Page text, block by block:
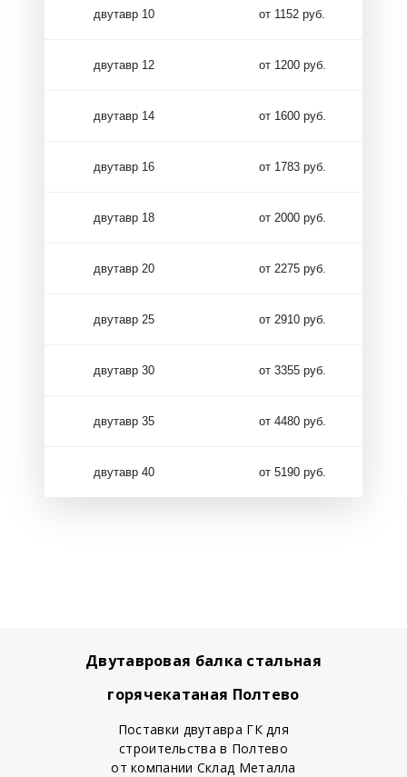
двутавр 10 от 1152 руб.
двутавр 12 от 1200 руб.
двутавр 14 от 1600 руб.
двутавр 16 от 1783 руб.
двутавр 18 от 2000 руб.
двутавр 20 от 2275 руб.
двутавр 25 от 2910 руб.
двутавр 30 от 3355 руб.
двутавр 35 от 4480 руб.
двутавр 40 от 5190 руб.
Двутавровая балка стальная
горячекатаная Полтево
Поставки двутавра ГК для
строительства в Полтево
от компании Склад Металла